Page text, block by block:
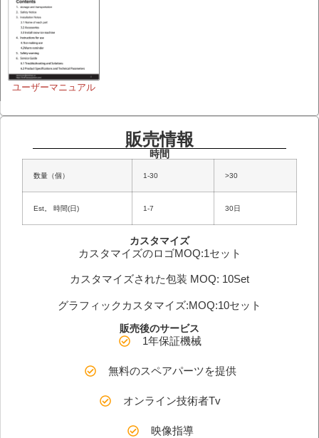
ユーザーマニュアル
販売情報
時間
数量（個） 1-30 >30
Est。 時間(日) 1-7 30日
カスタマイズ
カスタマイズのロゴMOQ:1セット
カスタマイズされた包装 MOQ: 10Set
グラフィックカスタマイズ:MOQ:10セット
販売後のサービス
1年保証機械
無料のスペアパーツを提供
オンライン技術者Tv
映像指導